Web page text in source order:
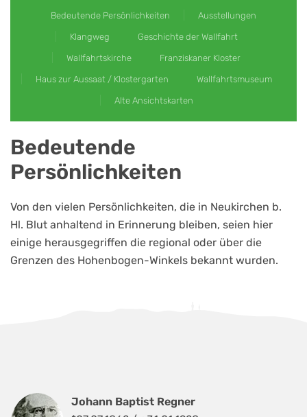
Bedeutende Persönlichkeiten Ausstellungen
Klangweg Geschichte der Wallfahrt
Wallfahrtskirche Franziskaner Kloster
Haus zur Aussaat / Klostergarten Wallfahrtsmuseum
Alte Ansichtskarten
Bedeutende
Persönlichkeiten
Von den vielen Persönlichkeiten, die in Neukirchen b.
Hl. Blut anhaltend in Erinnerung bleiben, seien hier
einige herausgegriffen die regional oder über die
Grenzen des Hohenbogen-Winkels bekannt wurden.
Johann Baptist Regner